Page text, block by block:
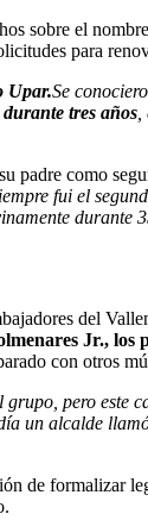
sobre el
para
Upar.Se
tres años
padre como
fui el
durante
del
Jr., los
con otros
pero
un alcalde
de formalizar